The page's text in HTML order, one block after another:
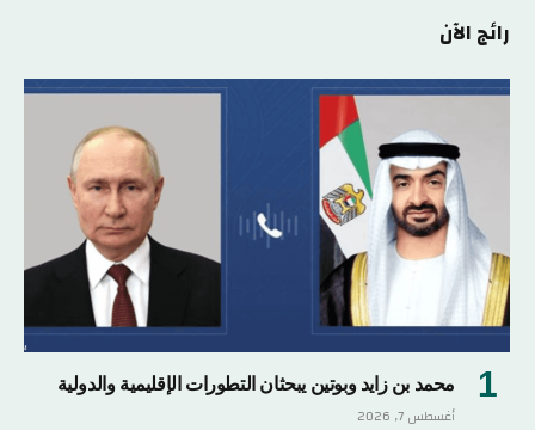
رائج الآن
محمد بن زايد وبوتين يبحثان التطورات الإقليمية والدولية
أغسطس 7, 2026